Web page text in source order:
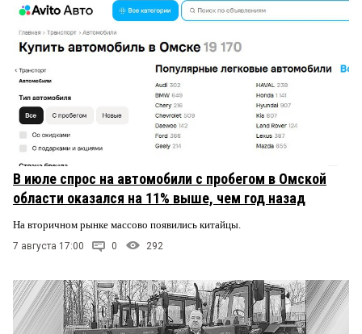
В июле спрос на автомобили с пробегом в Омской
области оказался на 11% выше, чем год назад
На вторичном рынке массово появились китайцы.
7 августа 17:00 0 292